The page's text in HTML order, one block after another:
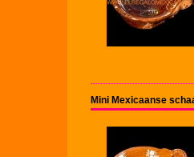
Mini Mexicaanse